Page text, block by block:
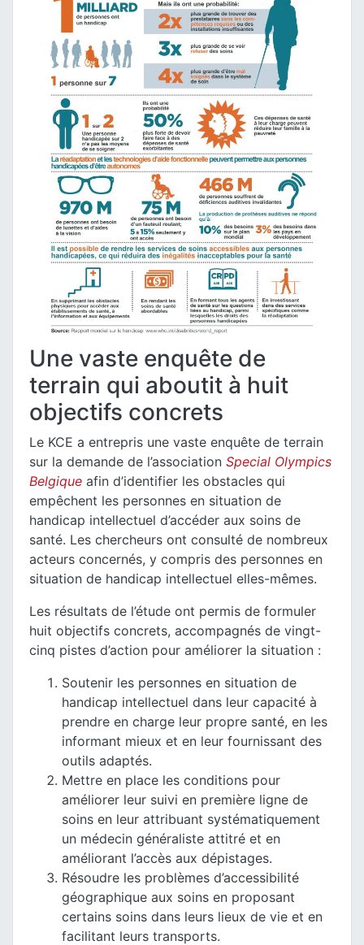
Une vaste enquête de
terrain qui aboutit à huit
objectifs concrets
Le KCE a entrepris une vaste enquête de terrain
sur la demande de l’association Special Olympics
Belgique afin d’identifier les obstacles qui
empêchent les personnes en situation de
handicap intellectuel d’accéder aux soins de
santé. Les chercheurs ont consulté de nombreux
acteurs concernés, y compris des personnes en
situation de handicap intellectuel elles-mêmes.
Les résultats de l’étude ont permis de formuler
huit objectifs concrets, accompagnés de vingt-
cinq pistes d’action pour améliorer la situation :
Soutenir les personnes en situation de
handicap intellectuel dans leur capacité à
prendre en charge leur propre santé, en les
informant mieux et en leur fournissant des
outils adaptés.
Mettre en place les conditions pour
améliorer leur suivi en première ligne de
soins en leur attribuant systématiquement
un médecin généraliste attitré et en
améliorant l’accès aux dépistages.
Résoudre les problèmes d’accessibilité
géographique aux soins en proposant
certains soins dans leurs lieux de vie et en
facilitant leurs transports.